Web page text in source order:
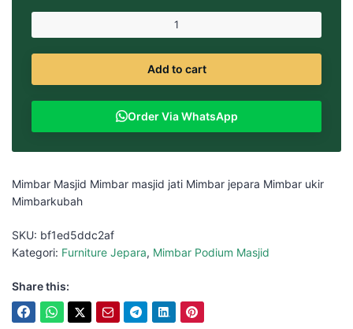
Add to cart
Order Via WhatsApp
Mimbar Masjid Mimbar masjid jati Mimbar jepara Mimbar ukir
Mimbarkubah
SKU: bf1ed5ddc2af
Kategori: Furniture Jepara, Mimbar Podium Masjid
Share this: